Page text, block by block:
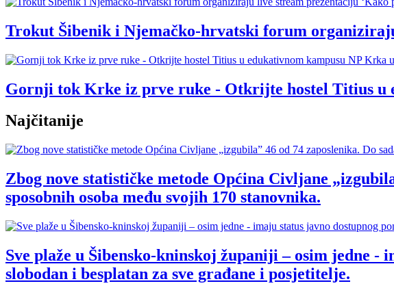
Trokut Šibenik i Njemačko-hrvatski forum
Gornji tok Krke iz prve ruke - Otkrijte hostel Titius u
Najčitanije
Zbog nove statističke metode Općina Civljane
sposobnih osoba među svojih 170 stanovnika.
Sve plaže u Šibensko-kninskoj županiji – osim jedne
slobodan i besplatan za sve građane i posjetitelje.